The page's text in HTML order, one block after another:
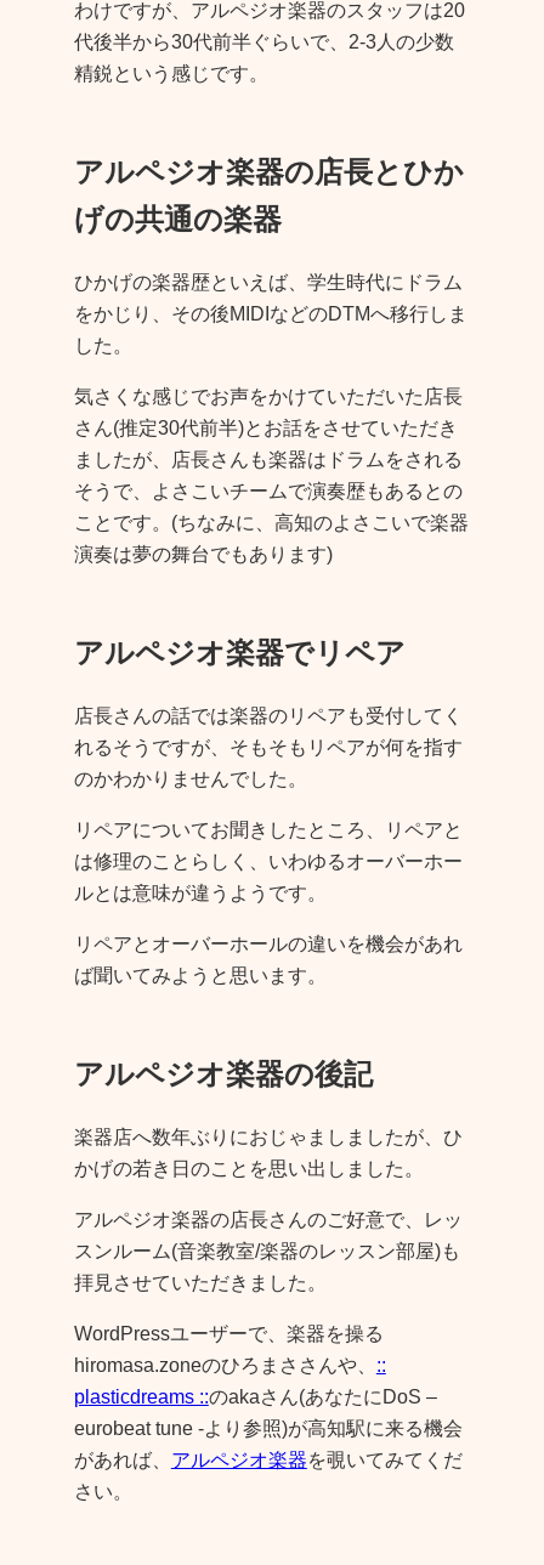
わけですが、アルペジオ楽器のスタッフは20
代後半から30代前半ぐらいで、2-3人の少数
精鋭という感じです。
アルペジオ楽器の店長とひか
げの共通の楽器
ひかげの楽器歴といえば、学生時代にドラム
をかじり、その後MIDIなどのDTMへ移行しま
した。
気さくな感じでお声をかけていただいた店長
さん(推定30代前半)とお話をさせていただき
ましたが、店長さんも楽器はドラムをされる
そうで、よさこいチームで演奏歴もあるとの
ことです。(ちなみに、高知のよさこいで楽器
演奏は夢の舞台でもあります)
アルペジオ楽器でリペア
店長さんの話では楽器のリペアも受付してく
れるそうですが、そもそもリペアが何を指す
のかわかりませんでした。
リペアについてお聞きしたところ、リペアと
は修理のことらしく、いわゆるオーバーホー
ルとは意味が違うようです。
リペアとオーバーホールの違いを機会があれ
ば聞いてみようと思います。
アルペジオ楽器の後記
楽器店へ数年ぶりにおじゃましましたが、ひ
かげの若き日のことを思い出しました。
アルペジオ楽器の店長さんのご好意で、レッ
スンルーム(音楽教室/楽器のレッスン部屋)も
拝見させていただきました。
WordPressユーザーで、楽器を操る
hiromasa.zoneのひろまささんや、 ::
plasticdreams ::のakaさん(あなたにDoS –
eurobeat tune -より参照)が高知駅に来る機会
があれば、 アルペジオ楽器を覗いてみてくだ
さい。